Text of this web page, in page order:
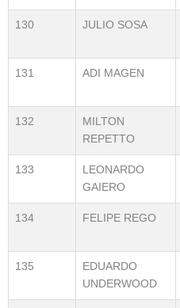
130 JULIO SOSA
131 ADI MAGEN
132
MILTON
REPETTO
133
LEONARDO
GAIERO
134 FELIPE REGO
135
EDUARDO
UNDERWOOD